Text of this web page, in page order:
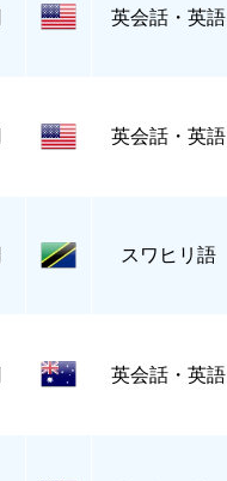
英会話・英語
英会話・英語
スワヒリ語
英会話・英語